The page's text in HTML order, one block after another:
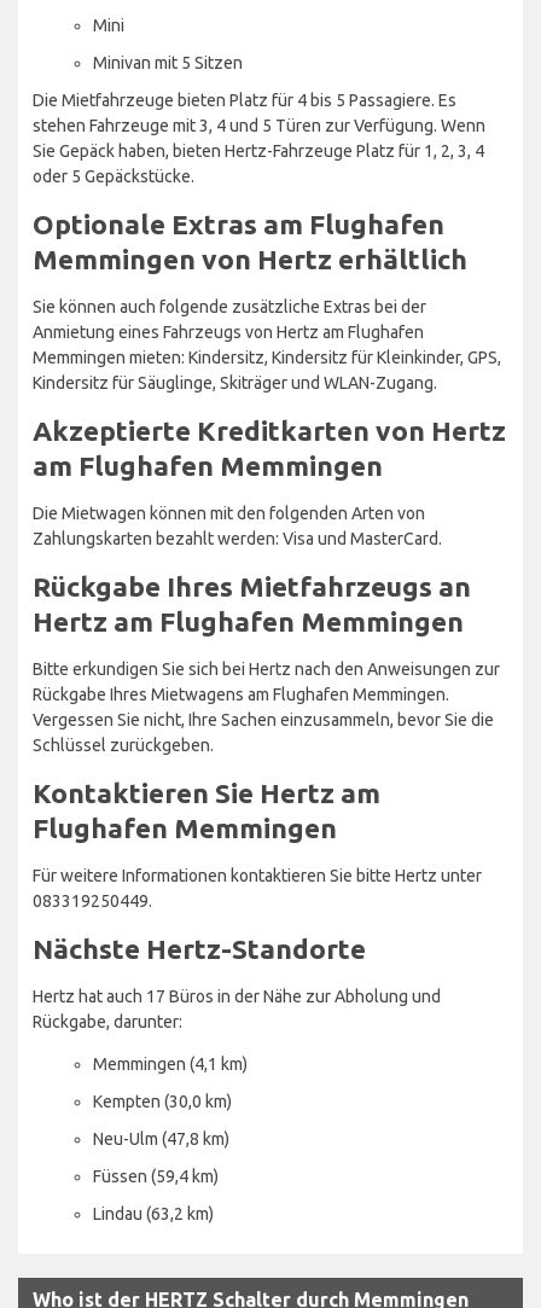
Mini
Minivan mit 5 Sitzen
Die Mietfahrzeuge bieten Platz für 4 bis 5 Passagiere. Es
stehen Fahrzeuge mit 3, 4 und 5 Türen zur Verfügung. Wenn
Sie Gepäck haben, bieten Hertz-Fahrzeuge Platz für 1, 2, 3, 4
oder 5 Gepäckstücke.
Optionale Extras am Flughafen
Memmingen von Hertz erhältlich
Sie können auch folgende zusätzliche Extras bei der
Anmietung eines Fahrzeugs von Hertz am Flughafen
Memmingen mieten: Kindersitz, Kindersitz für Kleinkinder, GPS,
Kindersitz für Säuglinge, Skiträger und WLAN-Zugang.
Akzeptierte Kreditkarten von Hertz
am Flughafen Memmingen
Die Mietwagen können mit den folgenden Arten von
Zahlungskarten bezahlt werden: Visa und MasterCard.
Rückgabe Ihres Mietfahrzeugs an
Hertz am Flughafen Memmingen
Bitte erkundigen Sie sich bei Hertz nach den Anweisungen zur
Rückgabe Ihres Mietwagens am Flughafen Memmingen.
Vergessen Sie nicht, Ihre Sachen einzusammeln, bevor Sie die
Schlüssel zurückgeben.
Kontaktieren Sie Hertz am
Flughafen Memmingen
Für weitere Informationen kontaktieren Sie bitte Hertz unter
083319250449.
Nächste Hertz-Standorte
Hertz hat auch 17 Büros in der Nähe zur Abholung und
Rückgabe, darunter:
Memmingen (4,1 km)
Kempten (30,0 km)
Neu-Ulm (47,8 km)
Füssen (59,4 km)
Lindau (63,2 km)
Who ist der HERTZ Schalter durch Memmingen